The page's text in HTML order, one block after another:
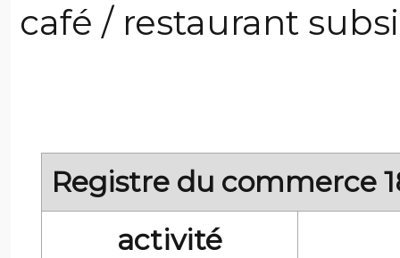
café / restaurant
Registre du commerce
activité